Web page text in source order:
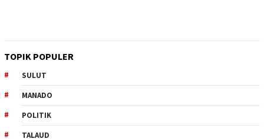
TOPIK POPULER
SULUT
MANADO
POLITIK
TALAUD